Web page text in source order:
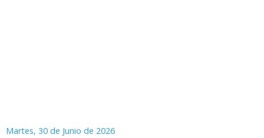
Martes, 30 de Junio de 2026